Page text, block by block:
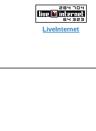
LiveInternet